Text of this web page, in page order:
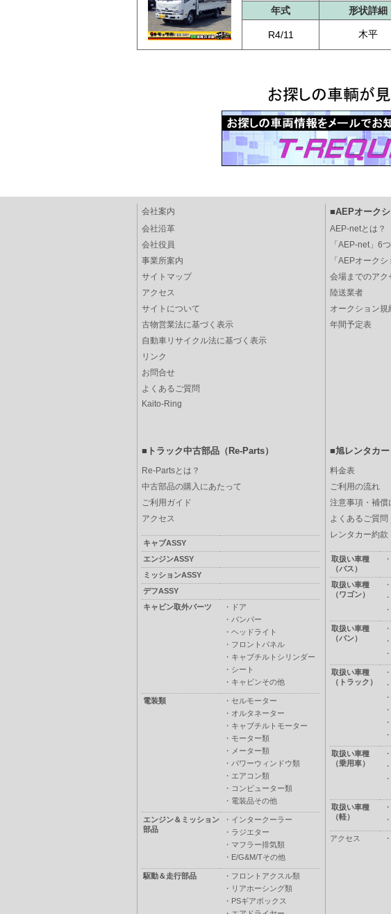
年式 形状詳細
R4/11 木平
会社案内 ■AEPオークシ
会社沿革
会社役員
事業所案内
サイトマップ
アクセス
サイトについて
古物営業法に基づく表示
自動車リサイクル法に基づく表示
リンク
お問合せ
よくあるご質問
Kaito-Ring
AEP-netとは？
「AEP-net」6
「AEPオーク
会場までのアク
陸送業者
オークション規
年間予定表
■トラック中古部品（Re-Parts） ■旭レンタカー
Re-Partsとは？
中古部品の購入にあたって
ご利用ガイド
アクセス
キャブASSY
エンジンASSY
ミッションASSY
デフASSY
キャビン取外パーツ
・
ドア
・ バンパー
・ ヘッドライト
・ フロントパネル
・ キャブチルトシリンダー
・ シート
・ キャビンその他
電装類 ・ セルモーター
・ オルタネーター
・ キャブチルトモーター
・ モーター類
・ メーター類
・ パワーウィンドウ類
・ エアコン類
・ コンピューター類
・ 電装品その他
エンジン＆ミッション
部品
・ インタークーラー
・ ラジエター
・ マフラー排気類
・ E/G&M/Tその他
駆動＆走行部品 ・ フロントアクスル類
・ リアホーシング類
・ PSギアボックス
料金表
ご利用の流れ
注意事項・補償
よくあるご質問
レンタカー約款
取扱い車種
（バス）
・
取扱い車種
（ワゴン）
・
・
・
取扱い車種
（バン）
・
・
・
取扱い車種
（トラック）
・
・
・
・
・
・
取扱い車種
（乗用車）
・
・
・
取扱い車種
（軽）
・
・
アクセス ・